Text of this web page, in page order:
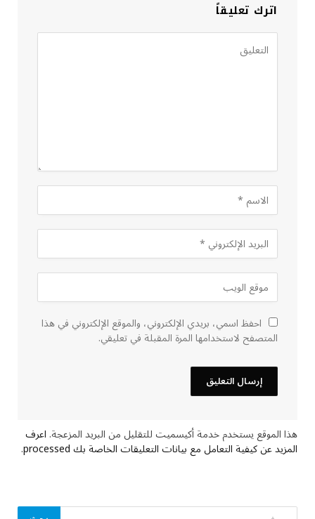
اترك تعليقاً
احفظ اسمي، بريدي الإلكتروني، والموقع الإلكتروني في هذا
المتصفح لاستخدامها المرة المقبلة في تعليقي.
هذا الموقع يستخدم خدمة أكيسميت للتقليل من البريد المزعجة.اعرف
المزيد عن كيفية التعامل مع بيانات التعليقات الخاصة بك processed .